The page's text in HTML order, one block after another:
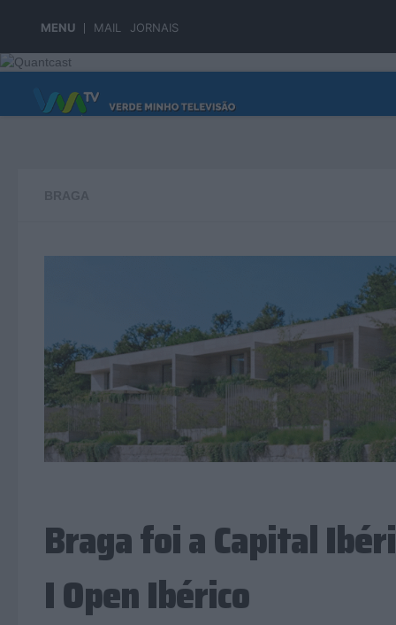
MENU MAIL JORNAIS
Skip to content
Braga foi a Capital
I Open Ibérico